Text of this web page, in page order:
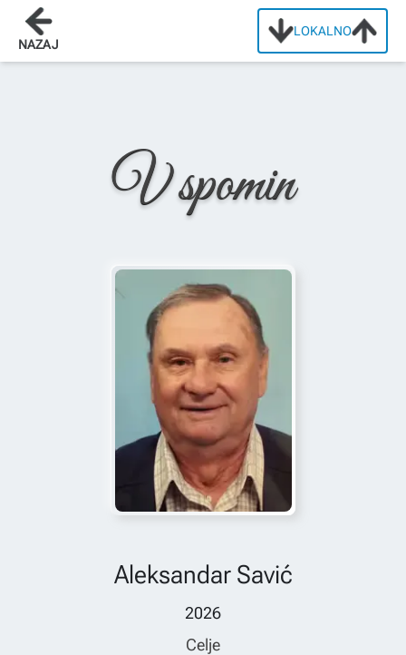
LOKALNO
NAZAJ
Domov
V spomin
Aleksandar Savić
2026
Celje